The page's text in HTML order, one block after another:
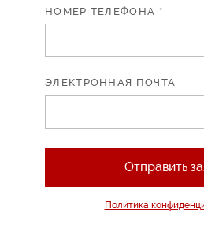
НОМЕР ТЕЛЕФОНА *
ЭЛЕКТРОННАЯ ПОЧТА
Отправить
Политика